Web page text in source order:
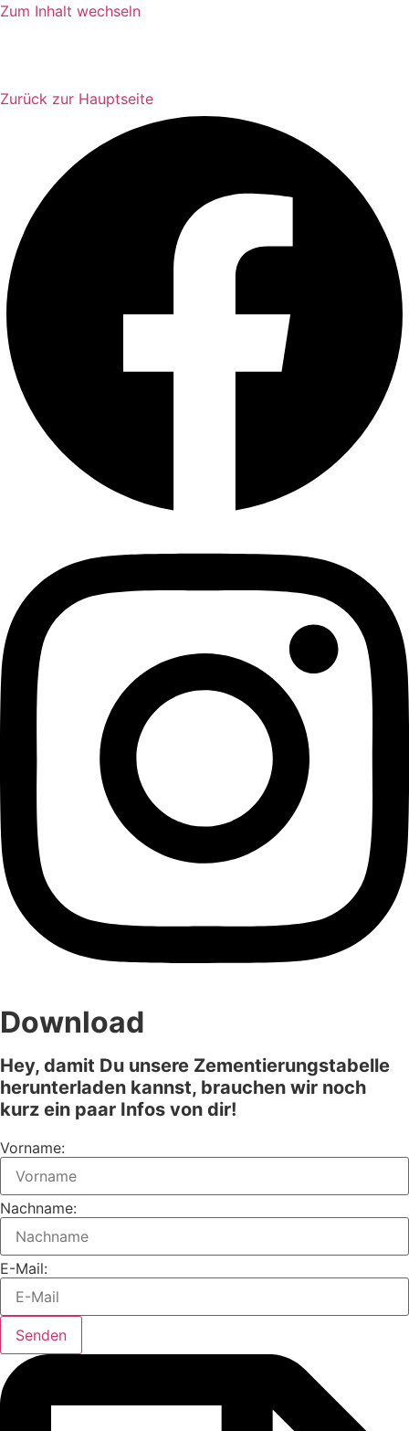
Zum Inhalt wechseln
Zurück zur Hauptseite
Download
Hey, damit Du unsere Zementierungstabelle
herunterladen kannst, brauchen wir noch
kurz ein paar Infos von dir!
Vorname:
Nachname:
E-Mail:
Senden